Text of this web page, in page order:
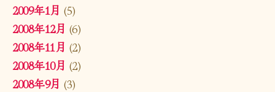
2009年1月 (5)
2008年12月 (6)
2008年11月 (2)
2008年10月 (2)
2008年9月 (3)